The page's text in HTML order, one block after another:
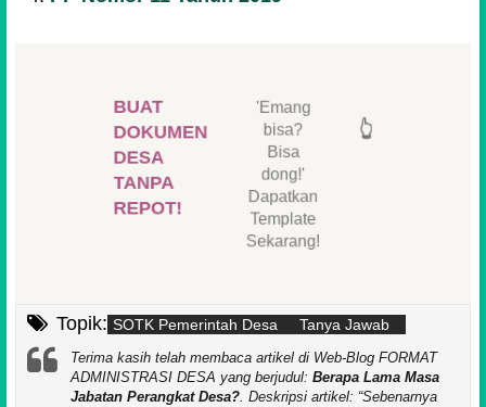
BUAT
DOKUMEN
DESA
TANPA
REPOT!
'Emang
bisa?
Bisa
dong!'
Dapatkan
Template
Sekarang!
Topik: SOTK Pemerintah Desa Tanya Jawab
Terima kasih telah membaca artikel di Web-Blog FORMAT
ADMINISTRASI DESA yang berjudul: Berapa Lama Masa
Jabatan Perangkat Desa?. Deskripsi artikel: Sebenarnya